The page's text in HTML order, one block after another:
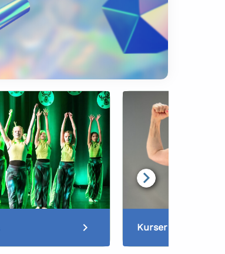
Kurser för vuxna